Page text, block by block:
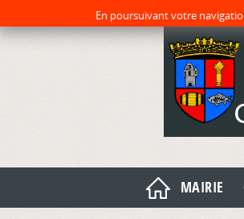
MAIRIE
En poursuivant votre